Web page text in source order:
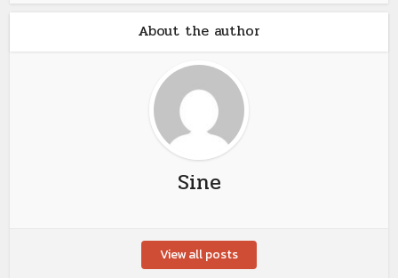
About the author
Sine
View all posts